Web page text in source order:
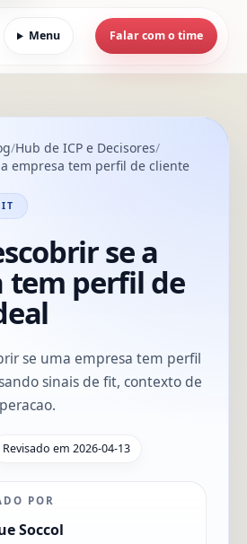
Menu Falar com o time
Hub de ICP e Decisores
empresa tem perfil de cliente
se a
tem perfil de
se uma empresa tem perfil
sinais de fit, contexto de
Revisado em 2026-04-13
POR
Soccol